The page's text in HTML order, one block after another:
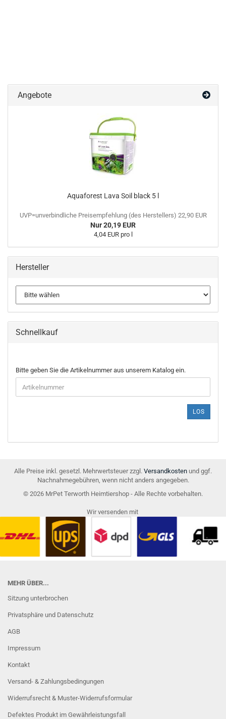
Angebote
Aquaforest Lava Soil black 5 l
UVP=unverbindliche Preisempfehlung (des Herstellers) 22,90 EUR
Nur 20,19 EUR
4,04 EUR pro l
Hersteller
Schnellkauf
BITTE
GEBEN
SIE
DIE
EIN.
Bitte geben Sie die Artikelnummer aus unserem Katalog ein.
LOS
Alle Preise inkl. gesetzl. Mehrwertsteuer zzgl. Versandkosten und ggf.
Nachnahmegebühren, wenn nicht anders angegeben.
© 2026 MrPet Terworth Heimtiershop - Alle Rechte vorbehalten.
Wir versenden mit
MEHR ÜBER...
Sitzung unterbrochen
Privatsphäre und Datenschutz
AGB
Impressum
Kontakt
Versand- & Zahlungsbedingungen
Widerrufsrecht & Muster-Widerrufsformular
Defektes Produkt im Gewährleistungsfall